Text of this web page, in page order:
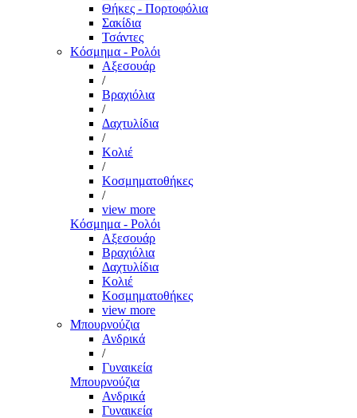
Θήκες - Πορτοφόλια
Σακίδια
Τσάντες
Κόσμημα - Ρολόι
Αξεσουάρ
/
Βραχιόλια
/
Δαχτυλίδια
/
Κολιέ
/
Κοσμηματοθήκες
/
view more
Κόσμημα - Ρολόι
Αξεσουάρ
Βραχιόλια
Δαχτυλίδια
Κολιέ
Κοσμηματοθήκες
view more
Μπουρνούζια
Ανδρικά
/
Γυναικεία
Μπουρνούζια
Ανδρικά
Γυναικεία